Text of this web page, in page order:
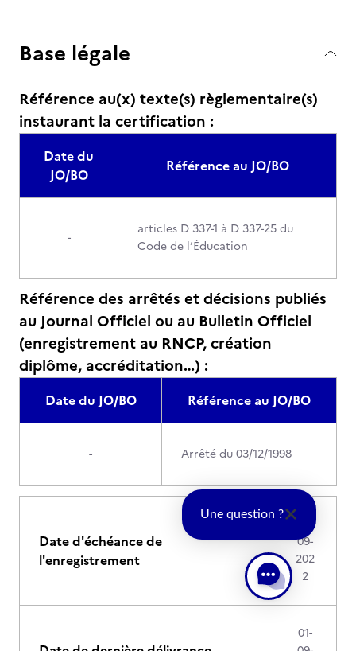
Base légale
Référence au(x) texte(s) règlementaire(s)
instaurant la certification :
Date du
JO/BO
Référence au JO/BO
-
articles D 337-1 à D 337-25 du
Code de l’Éducation
Référence des arrêtés et décisions publiés
au Journal Officiel ou au Bulletin Officiel
(enregistrement au RNCP, création
diplôme, accréditation…) :
Date du JO/BO Référence au JO/BO
- Arrêté du 03/12/1998
Date d'échéance de
l'enregistrement
09-
202
2
01-
Une question ?